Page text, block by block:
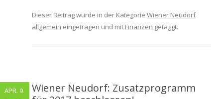
Dieser Beitrag wurde in der Kategorie Wiener Neudorf
allgemein eingetragen und mit Finanzen getaggt.
Wiener Neudorf: Zusatzprogramm
APR. 9